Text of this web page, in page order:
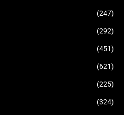
(247)
(292)
(451)
(621)
(225)
(324)